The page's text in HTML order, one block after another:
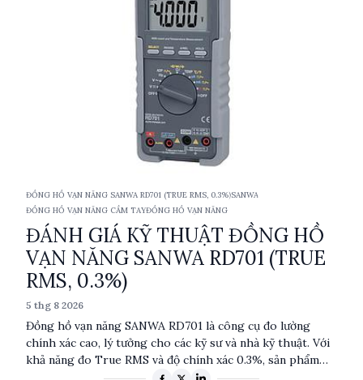
ĐỒNG HỒ VẠN NĂNG SANWA RD701 (TRUE RMS, 0.3%)SANWA
ĐỒNG HỒ VẠN NĂNG CẦM TAYĐỒNG HỒ VẠN NĂNG
ĐÁNH GIÁ KỸ THUẬT ĐỒNG HỒ
VẠN NĂNG SANWA RD701 (TRUE
RMS, 0.3%)
5 thg 8 2026
Đồng hồ vạn năng SANWA RD701 là công cụ đo lường
chính xác cao, lý tưởng cho các kỹ sư và nhà kỹ thuật. Với
khả năng đo True RMS và độ chính xác 0.3%, sản phẩm
này đáp ứng nhu cầu đo lường đa dạng từ điện áp, dòng